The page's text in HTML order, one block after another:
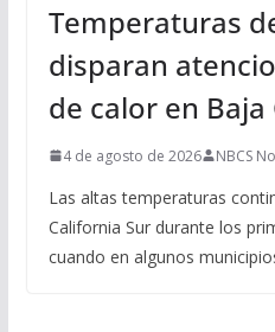
Temperaturas
disparan
de calor en
4 de agosto de 2026 NBCS
Las altas temperaturas
California Sur durante los
cuando en algunos